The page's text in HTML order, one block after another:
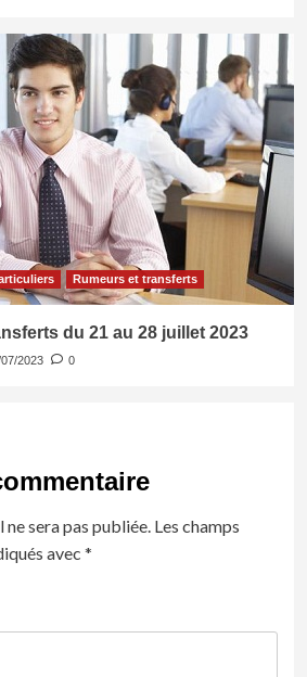
Rumeurs et transferts
du 21 au 28 juillet 2023
2023 0
sera pas publiée. Les champs
avec *